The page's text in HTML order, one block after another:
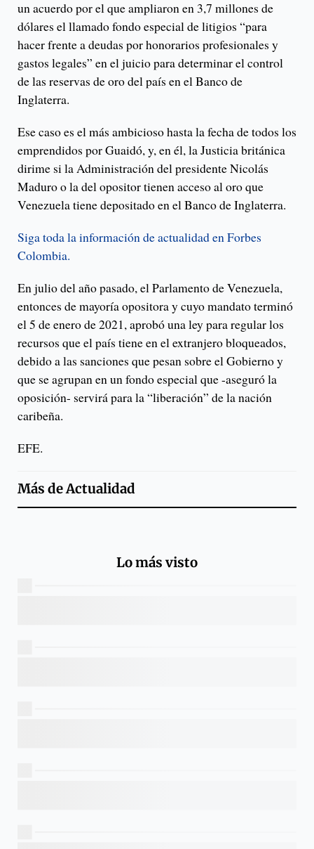
un acuerdo por el que ampliaron en 3,7 millones de
dólares el llamado fondo especial de litigios “para
hacer frente a deudas por honorarios profesionales y
gastos legales” en el juicio para determinar el control
de las reservas de oro del país en el Banco de
Inglaterra.
Ese caso es el más ambicioso hasta la fecha de todos los
emprendidos por Guaidó, y, en él, la Justicia británica
dirime si la Administración del presidente Nicolás
Maduro o la del opositor tienen acceso al oro que
Venezuela tiene depositado en el Banco de Inglaterra.
Siga toda la información de actualidad en Forbes
Colombia.
En julio del año pasado, el Parlamento de Venezuela,
entonces de mayoría opositora y cuyo mandato terminó
el 5 de enero de 2021, aprobó una ley para regular los
recursos que el país tiene en el extranjero bloqueados,
debido a las sanciones que pesan sobre el Gobierno y
que se agrupan en un fondo especial que -aseguró la
oposición- servirá para la “liberación” de la nación
caribeña.
EFE.
Más deActualidad
Lo más visto